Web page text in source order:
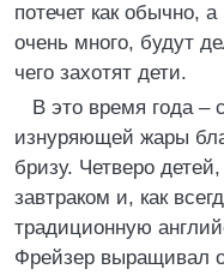
потечет как обычно,
очень много, будут
чего захотят дети.
В это время года –
изнуряющей жары
бризу. Четверо
завтраком и, как
традиционную
Фрейзер выращивал